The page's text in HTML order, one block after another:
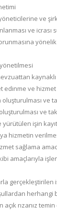
yöneticilerine ve
ve icrası
yönetilmesi
edinme ve
oluşturulması ve
ve
işin
hizmetin
sağlama
amaçlarıyla
gerçekleştirilen
herhangi
açık rızanız